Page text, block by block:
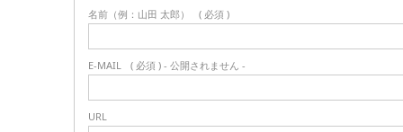
名前（例：山田 太郎） ( 必須 )
E-MAIL ( 必須 ) - 公開されません -
URL